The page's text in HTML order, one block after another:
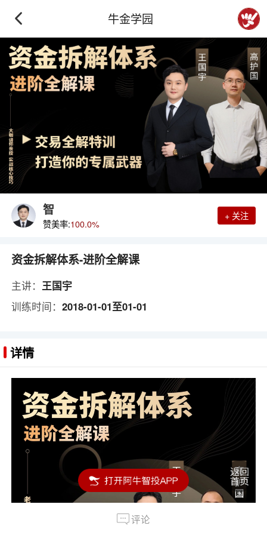
牛金学园
智
赞美率:100.0%
+ 关注
资金拆解体系-进阶全解课
主讲：王国宇
训练时间：2018-01-01至01-01
详情
评论